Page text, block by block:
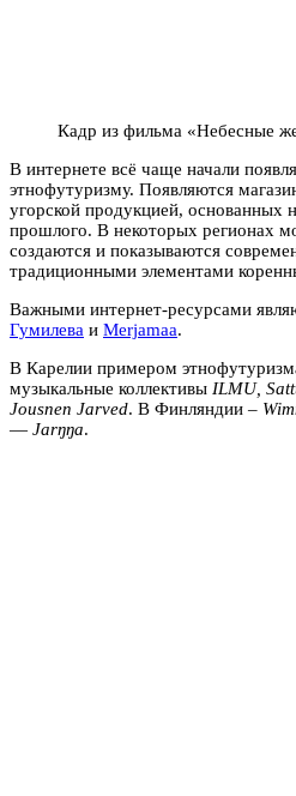
Кадр из фильма «Небесные
В интернете всё чаще начали
этнофутуризму. Появляются
угорской продукцией, основанных
прошлого. В некоторых регионах
создаются и показываются
традиционными элементами
Важными интернет-ресурсами
Гумилева и Merjamaa.
В Карелии примером
музыкальные коллективы ILMU,
Jousnen Jarved. В Финляндии –
— Jarŋŋa.